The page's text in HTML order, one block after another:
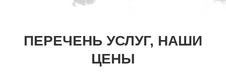
ПЕРЕЧЕНЬ УСЛУГ, НАШИ
ЦЕНЫ